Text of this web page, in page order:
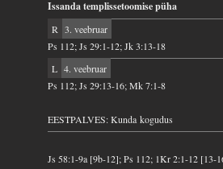
Issanda templissetoomise püha
R 3. veebruar
Ps 112; Js 29:1-12; Jk 3:13-18
L 4. veebruar
Ps 112; Js 29:13-16; Mk 7:1-8
EESTPALVES: Kunda kogudus
Js 58:1-9a [9b-12]; Ps 112; 1Kr 2:1-12 [13-